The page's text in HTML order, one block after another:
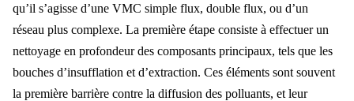
qu’il s’agisse d’une VMC simple flux, double flux, ou d’un
réseau plus complexe. La première étape consiste à effectuer un
nettoyage en profondeur des composants principaux, tels que les
bouches d’insufflation et d’extraction. Ces éléments sont souvent
la première barrière contre la diffusion des polluants, et leur